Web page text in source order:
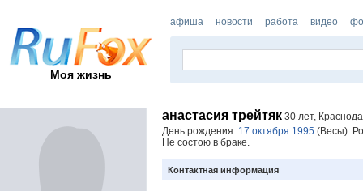
Моя жизнь
афиша новости работа видео
анастасия трейтяк 30 лет,
День рождения: 17 октября 1995 (Весы).
Не состою в браке.
Контактная информация